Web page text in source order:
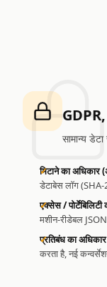
सामान्य
मिटाने का अधिकार
डेटाबेस लॉग
एक्सेस /
मशीन-रीडेबल
प्रतिबंध का
करता है, नई